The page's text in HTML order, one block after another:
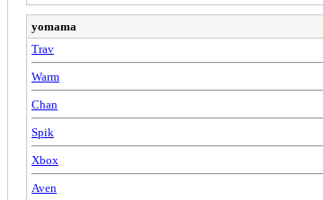
yomama
Trav
Warm
Chan
Spik
Xbox
Aven